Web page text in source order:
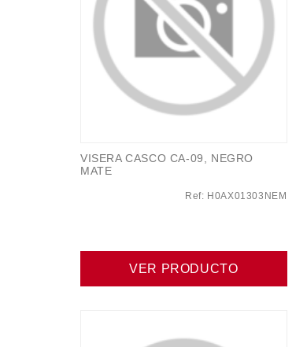
VISERA CASCO CA-09, NEGRO
MATE
Ref: H0AX01303NEM
VER PRODUCTO